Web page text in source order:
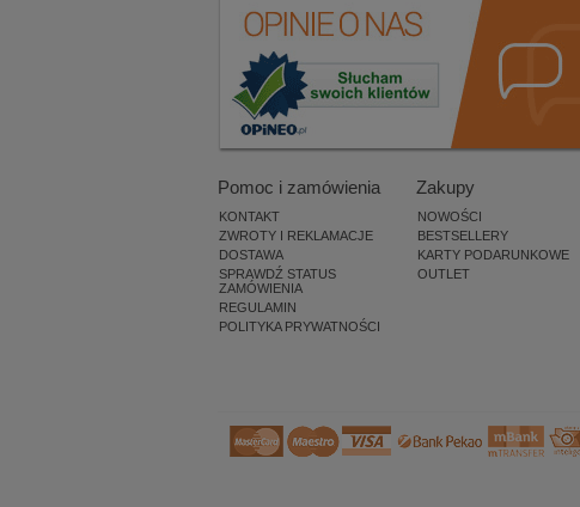
Pomoc i zamówienia
KONTAKT
ZWROTY I REKLAMACJE
DOSTAWA
SPRAWDŹ STATUS
ZAMÓWIENIA
REGULAMIN
POLITYKA PRYWATNOŚCI
Zakupy
NOWOŚCI
BESTSELLERY
KARTY PODARUNKOWE
OUTLET